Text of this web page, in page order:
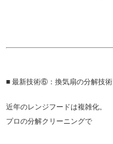
■ 最新技術⑥：換気扇の分解技術
近年のレンジフードは複雑化。
プロの分解クリーニングで